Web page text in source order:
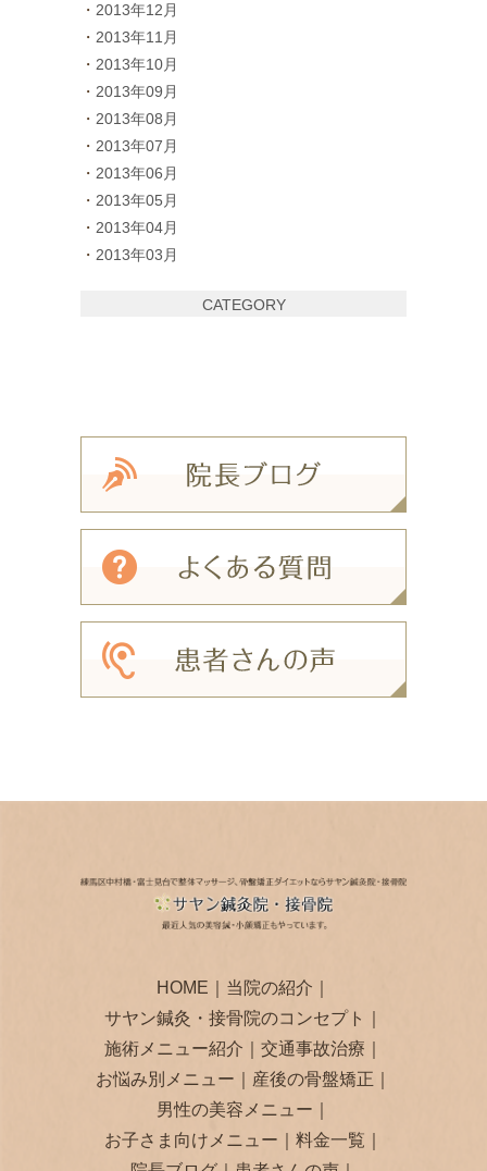
2013年12月
2013年11月
2013年10月
2013年09月
2013年08月
2013年07月
2013年06月
2013年05月
2013年04月
2013年03月
CATEGORY
HOME 当院の紹介
サヤン鍼灸・接骨院のコンセプト
施術メニュー紹介
交通事故治療
お悩み別メニュー
産後の骨盤矯正
男性の美容メニュー
お子さま向けメニュー
料金一覧